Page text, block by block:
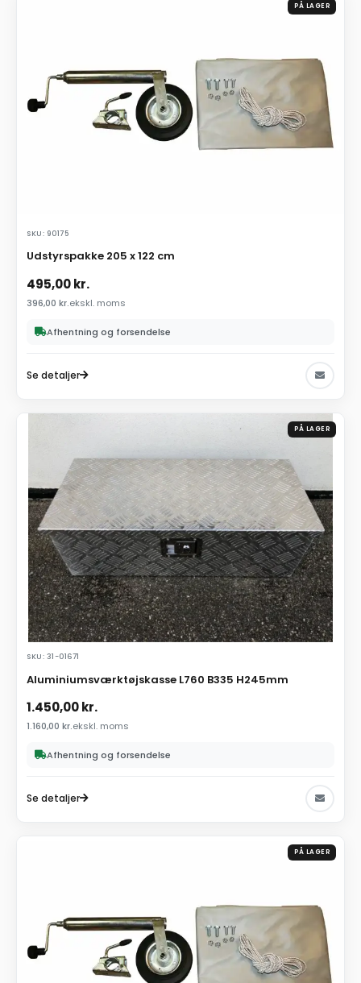
PÅ LAGER
SKU: 90175
Udstyrspakke 205 x 122 cm
495,00kr.
396,00 kr.ekskl. moms
Afhentning og forsendelse
Se detaljer
PÅ LAGER
SKU: 31-01671
Aluminiumsværktøjskasse L760 B335 H245mm
1.450,00kr.
1.160,00 kr.ekskl. moms
Afhentning og forsendelse
Se detaljer
PÅ LAGER